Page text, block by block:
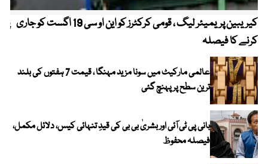
کیریبین پریمیئر لیگ ، قومی کرکٹرز کو این او سی 19 اگست کو جاری
کرنے کا فیصلہ
عالمی مارکیٹ میں سونا مزید مہنگا ، قیمت 7 ہفتوں کی بلند
ترین سطح پر پہنچ گئی
بانی پی ٹی آئی اور بشریٰ بی بی کی قیدِ تنہائی کیس، دلائل مکمل،
فیصلہ محفوظ